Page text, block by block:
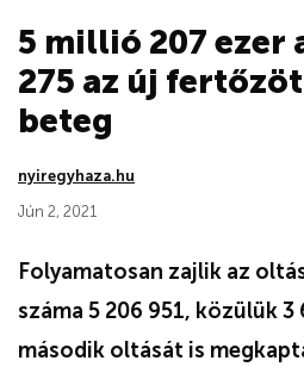
5 millió 207 ezer
275 az új
beteg
nyiregyhaza.hu
Jún 2, 2021
Folyamatosan zajlik az
száma 5 206 951, közülük 3
második oltását is